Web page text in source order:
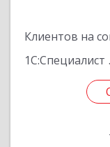
Клиентов на
1С:Специалист